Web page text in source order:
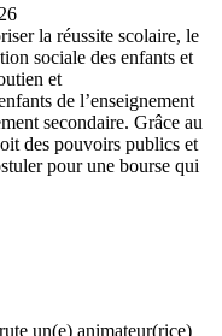
la réussite scolaire, le
sociale des enfants et
et
de l’enseignement
secondaire. Grâce au
des pouvoirs publics et
pour une bourse qui
un(e) animateur(rice)